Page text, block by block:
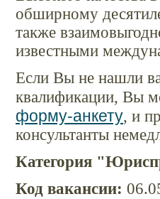
обширному
также
известными
Если Вы не нашли
квалификации, Вы
форму-анкету, и
консультанты
Категория
Код вакансии: